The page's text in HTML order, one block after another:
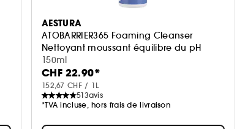
AESTURA
ATOBARRIER365 Foaming Cleanser
Nettoyant moussant équilibre du pH
150ml
CHF 22.90*
152,67 CHF / 1L
513avis
*TVA incluse, hors frais de livraison